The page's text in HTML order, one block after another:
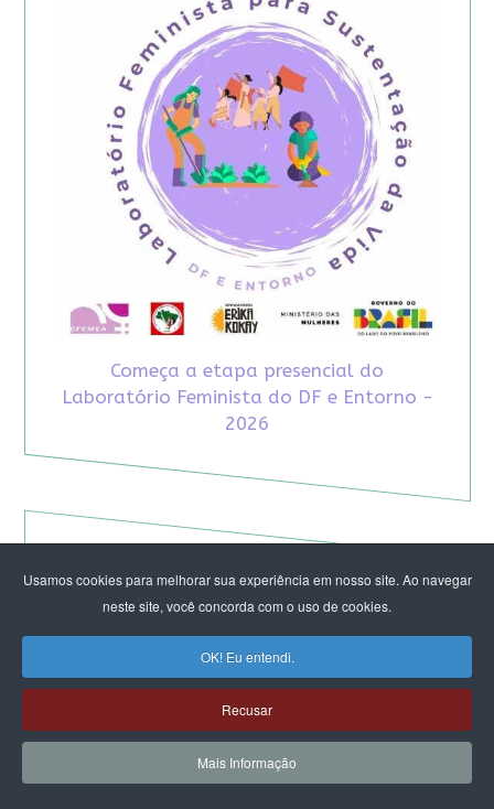
Usamos cookies para melhorar sua experiência em nosso site. Ao navegar
neste site, você concorda com o uso de cookies.
OK! Eu entendi.
Recusar
Mais Informação
Começa a etapa presencial do
Laboratório Feminista do DF e Entorno -
2026